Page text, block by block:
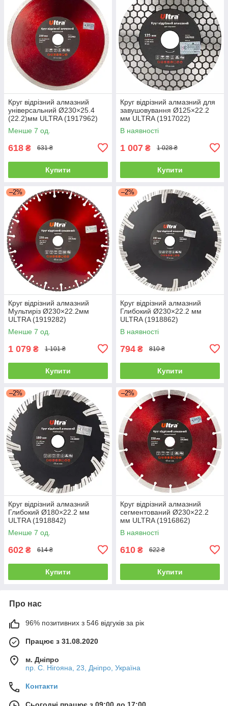
Круг відрізний алмазний
універсальний Ø230×25.4
(22.2)мм ULTRA (1917962)
Менше 7 од.
618 ₴ 631 ₴
Купити
Круг відрізний алмазний для
завушовування Ø125×22.2
мм ULTRA (1917022)
В наявності
1 007 ₴ 1 028 ₴
Купити
–2%
Круг відрізний алмазний
Мультиріз Ø230×22.2мм
ULTRA (1919282)
Менше 7 од.
1 079 ₴ 1 101 ₴
Купити
–2%
Круг відрізний алмазний
Глибокий Ø230×22.2 мм
ULTRA (1918862)
В наявності
794 ₴ 810 ₴
Купити
–2%
Круг відрізний алмазний
Глибокий Ø180×22.2 мм
ULTRA (1918842)
Менше 7 од.
602 ₴ 614 ₴
Купити
–2%
Круг відрізний алмазний
сегментований Ø230×22.2
мм ULTRA (1916862)
В наявності
610 ₴ 622 ₴
Купити
Про нас
96% позитивних з 546 відгуків за рік
Працює з 31.08.2020
м. Дніпро
пр. С. Нігояна, 23, Дніпро, Україна
Контакти
Сьогодні працює з 09:00 до 17:00